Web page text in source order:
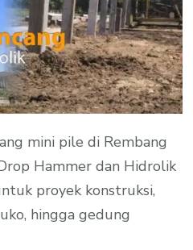
mini pile di Rembang
Hammer dan Hidrolik
proyek konstruksi,
hingga gedung